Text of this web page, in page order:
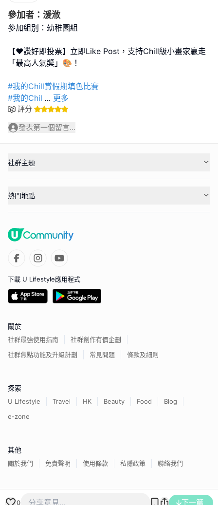
參加者：湲浟
參加組別：幼稚園組
【❤️讚好即投票】立即Like Post，支持Chill級小畫家贏走
「最高人氣獎」🎨！
#我的Chill賞假期填色比賽
#我的Chil ... 更多
評分
發表第一個留言...
0 下一篇
社群主題
熱門地點
下載 U Lifestyle應用程式
關於
社群最強使用指南
社群創作有價企劃
社群焦點功能及升級計劃
常見問題 條款及細則
探索
U Lifestyle Travel HK Beauty Food
Blog
e-zone
其他
關於我們 免責聲明 使用條款 私隱政策 聯絡我們
香港經濟日報版權所有©